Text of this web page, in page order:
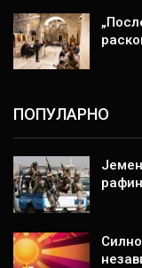
ПОПУЛАРНО